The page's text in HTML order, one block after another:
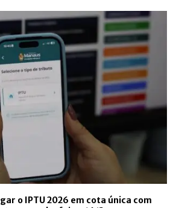
o IPTU 2026 em cota única com